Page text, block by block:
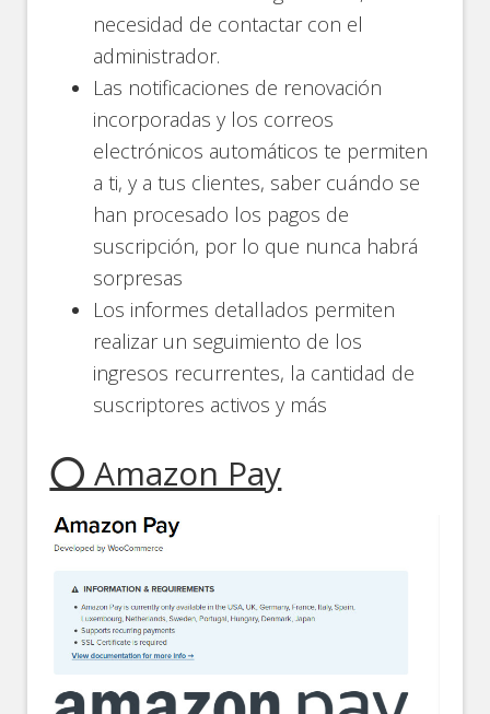
necesidad de contactar con el
administrador.
Las notificaciones de renovación
incorporadas y los correos
electrónicos automáticos te permiten
a ti, y a tus clientes, saber cuándo se
han procesado los pagos de
suscripción, por lo que nunca habrá
sorpresas
Los informes detallados permiten
realizar un seguimiento de los
ingresos recurrentes, la cantidad de
suscriptores activos y más
⭕ Amazon Pay